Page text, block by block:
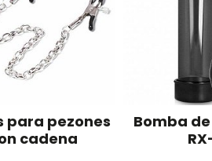
para pezones
cadena
Bomba